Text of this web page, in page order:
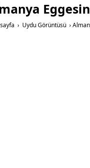
› Uydu Görüntüsü ›